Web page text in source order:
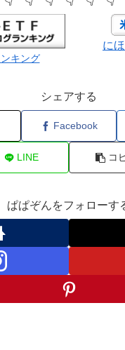
キング
に
シェアする
Facebook
LINE コ
ぱぱぞんをフォローす